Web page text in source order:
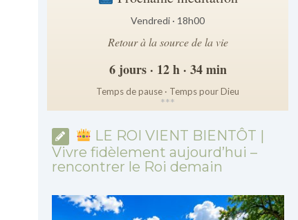
Vendredi · 18h00
Retour à la source de la vie
6 jours · 12 h · 34 min
Temps de pause · Temps pour Dieu
***
LE ROI VIENT BIENTÔT |
Vivre fidèlement aujourd’hui –
rencontrer le Roi demain